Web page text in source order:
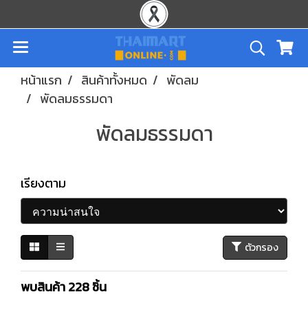
หน้าแรก สินค้าทั้งหมด
พัดลม
พัดลมธรรมดา
พัดลมธรรมดา
เรียงตาม
ตัวกรอง
พบสินค้า 228 ชิ้น